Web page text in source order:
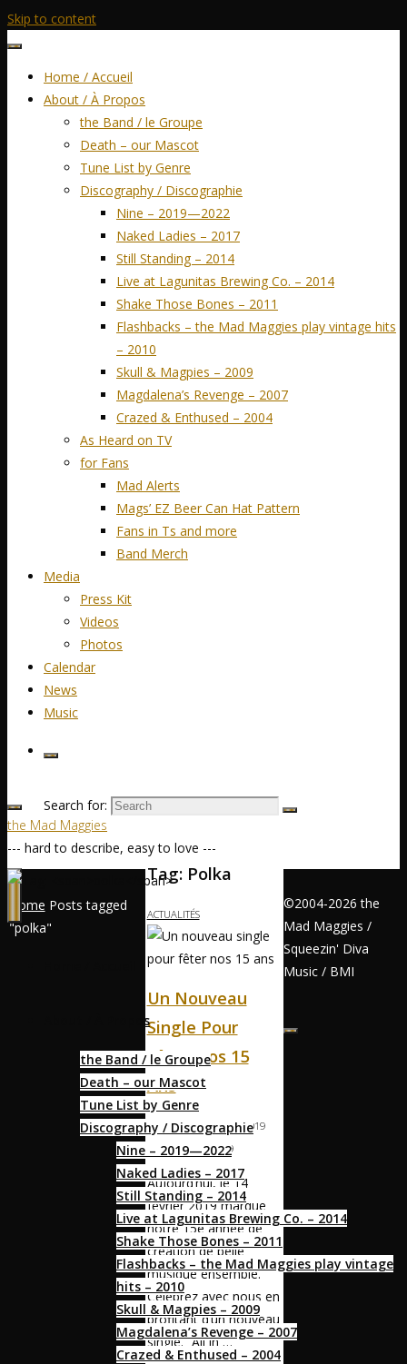
Skip to content
Home / Accueil
About / À Propos
the Band / le Groupe
Death – our Mascot
Tune List by Genre
Discography / Discographie
Nine – 2019—2022
Naked Ladies – 2017
Still Standing – 2014
Live at Lagunitas Brewing Co. – 2014
Shake Those Bones – 2011
Flashbacks – the Mad Maggies play vintage hits
– 2010
Skull & Magpies – 2009
Magdalena’s Revenge – 2007
Crazed & Enthused – 2004
As Heard on TV
for Fans
Mad Alerts
Mags’ EZ Beer Can Hat Pattern
Fans in Ts and more
Band Merch
Media
Press Kit
Videos
Photos
Calendar
News
Music
Search for:
the Mad Maggies
--- hard to describe, easy to love ---
About / À Propos
the Band / le Groupe
Death – our Mascot
Tune List by Genre
Discography / Discographie
Nine – 2019—2022
Naked Ladies – 2017
Still Standing – 2014
Live at Lagunitas Brewing Co. – 2014
Shake Those Bones – 2011
Flashbacks – the Mad Maggies play vintage
hits – 2010
Skull & Magpies – 2009
Magdalena’s Revenge – 2007
Crazed & Enthused – 2004
Home Posts tagged
"polka"
Tag: Polka
ACTUALITÉS
Un Nouveau
Single Pour
Fêter Nos 15
Ans
MAGS FEBRUARY 14, 2019
FEBRUARY 14, 2019
Aujourd’hui, le 14
février 2019 marque
notre 15e année de
création de belle
musique ensemble.
Célébrez avec nous en
profitant d’un nouveau
single. “All in …
©2004-2026 the
Mad Maggies /
Squeezin' Diva
Music / BMI